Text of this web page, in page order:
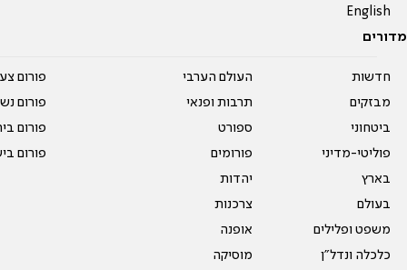
English
מדורים
חדשות
מבזקים
ביטחוני
פוליטי-מדיני
בארץ
בעולם
משפט ופלילים
כלכלה ונדל"ן
העולם הערבי
תרבות ופנאי
ספורט
פורומים
יהדות
צרכנות
אופנה
מוסיקה
פורום
פורום
פורום
פורום